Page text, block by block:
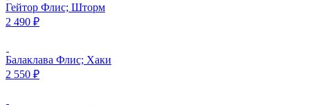
Гейтор Флис; Шторм
2 490 ₽
Балаклава Флис; Хаки
2 550 ₽